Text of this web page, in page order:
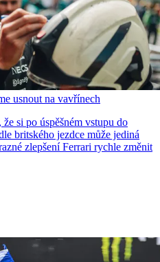
usnout na vavřínech
si po úspěšném vstupu do
britského jezdce může jediná
zlepšení Ferrari rychle změnit